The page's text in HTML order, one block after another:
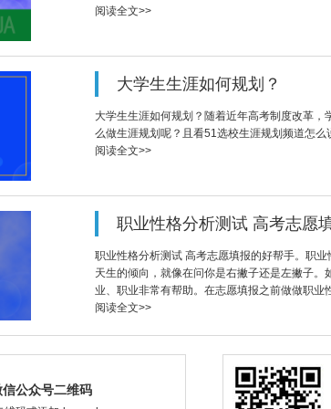
阅读全文>>
大学生生涯如何规划？
大学生生涯如何规划？随着近年高考制度改革
么做生涯规划呢？且看51选校生涯规划频道怎么
阅读全文>>
职业性格分析测试 高考志愿
职业性格分析测试 高考志愿填报的好帮手。职
天生的倾向，就像在问你是右撇子还是左撇子
业、职业非常有帮助。在志愿填报之前做做职业
阅读全文>>
公众号二维码